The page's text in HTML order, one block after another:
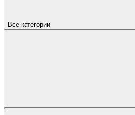
Все категории